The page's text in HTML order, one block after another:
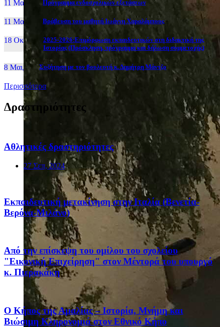
11 Μαι, 26 Πρόγραμμα ενδοσχολικών εξετάσεων
11 Μαι, 26 Βράβευση του μαθητή Ιωάννη Χαραλάμπους
18 Οκτ, 25
2025-2026:Επιμόρφωση εκπαιδευτικών στη διδακτική της
Ιστορίας (Πρόσκληση, πρόγραμμα και δήλωση συμμετοχής)
8 Μαι, 26 Συζήτηση με τον βουλευτή κ. Δημήτρη Μάντζο
Περισσότερα
Δραστηριότητες
Αθλητικές δραστηριότητες
27 Σεπ, 2024
Eκπαιδευτική μετακίνηση στην Ιταλία (Βενετία-
Βερόνα-Μιλάνο)
Από την επίσκεψη του ομίλου του σχολείου
"Εικονική Επιχείρηση" στον Μέντορά του υπουργό
κ. Πιερακάκη
Ο Κήπος της Αμαλίας – Ιστορία, Μνήμη και
Βιώσιμη Κληρονομιά στον Εθνικό Κήπο